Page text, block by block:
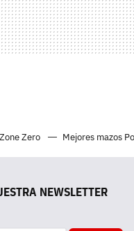
Zero Mejores mazos
NEWSLETTER